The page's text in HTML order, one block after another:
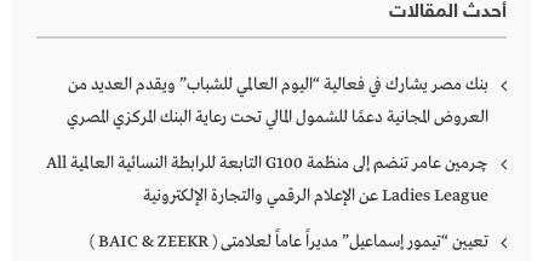
أحدث المقالات
بنك مصر يشارك في فعالية “اليوم العالمي للشباب” ويقدم العديد من
العروض المجانية دعمًا للشمول المالي تحت رعاية البنك المركزي المصري
چرمين عامر تنضم إلى منظمة G100 التابعة للرابطة النسائية العالمية All
Ladies League عن الإعلام الرقمي والتجارة الإلكترونية
تعيين “تيمور إسماعيل” مديراً عاماً لعلامتى ( BAIC & ZEEKR )